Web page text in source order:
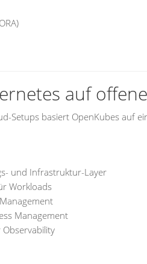
auf
Setups basiert OpenKubes auf
und Infrastruktur-Layer
Workloads
Management